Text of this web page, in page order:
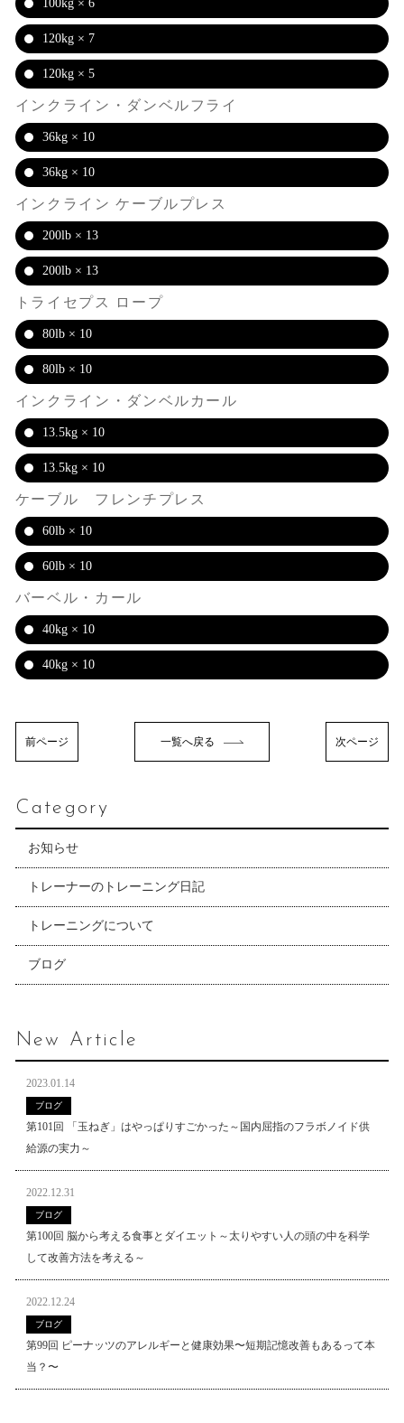
100kg × 6
120kg × 7
120kg × 5
インクライン・ダンベルフライ
36kg × 10
36kg × 10
インクライン ケーブルプレス
200lb × 13
200lb × 13
トライセプス ロープ
80lb × 10
80lb × 10
インクライン・ダンベルカール
13.5kg × 10
13.5kg × 10
ケーブル フレンチプレス
60lb × 10
60lb × 10
バーベル・カール
40kg × 10
40kg × 10
前ページ 一覧へ戻る 次ページ
Category
お知らせ
トレーナーのトレーニング日記
トレーニングについて
ブログ
New Article
2023.01.14
ブログ
第101回 「玉ねぎ」はやっぱりすごかった～国内屈指のフラボノイド供
給源の実力～
2022.12.31
ブログ
第100回 脳から考える食事とダイエット～太りやすい人の頭の中を科学
して改善方法を考える～
2022.12.24
ブログ
第99回 ピーナッツのアレルギーと健康効果〜短期記憶改善もあるって本
当？〜